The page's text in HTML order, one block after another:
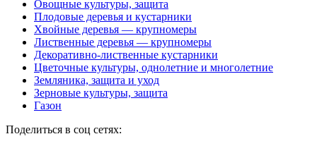
Овощные культуры, защита
Плодовые деревья и кустарники
Хвойные деревья — крупномеры
Лиственные деревья — крупномеры
Декоративно-лиственные кустарники
Цветочные культуры, однолетние и многолетние
Земляника, защита и уход
Зерновые культуры, защита
Газон
Поделиться в соц сетях: